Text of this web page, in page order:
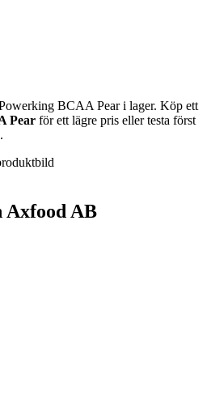
BCAA Pear i lager. Köp ett
Pear för ett lägre pris eller testa först
AB